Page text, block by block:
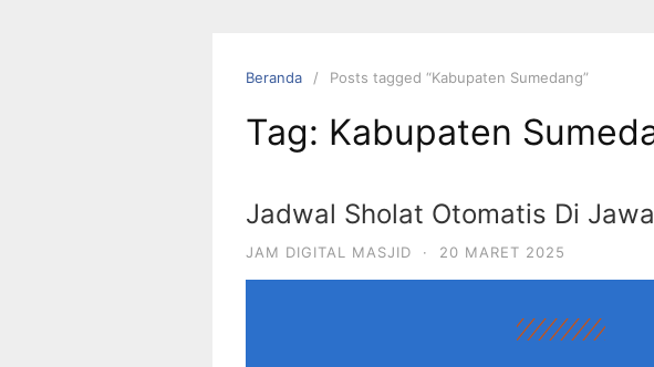
Beranda Posts tagged “Kabupaten Sumedang”
Tag: Kabupaten
Jadwal Sholat Otomatis Di
JAM DIGITAL MASJID · 20 MARET 2025